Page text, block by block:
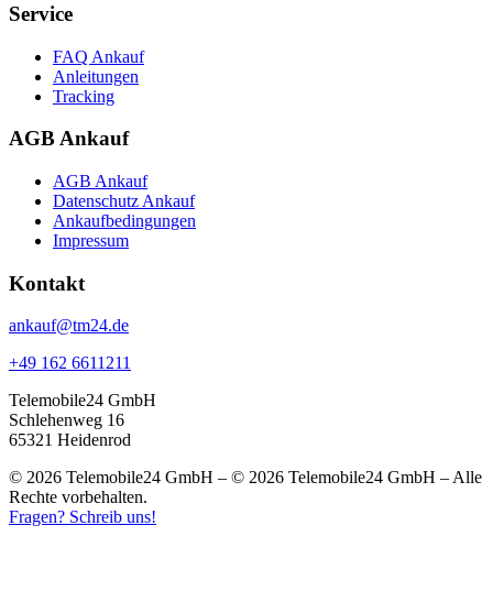
Service
FAQ Ankauf
Anleitungen
Tracking
AGB Ankauf
AGB Ankauf
Datenschutz Ankauf
Ankaufbedingungen
Impressum
Kontakt
ankauf@tm24.de
+49 162 6611211
Telemobile24 GmbH
Schlehenweg 16
65321 Heidenrod
© 2026 Telemobile24 GmbH – © 2026 Telemobile24 GmbH – Alle
Rechte vorbehalten.
Fragen? Schreib uns!